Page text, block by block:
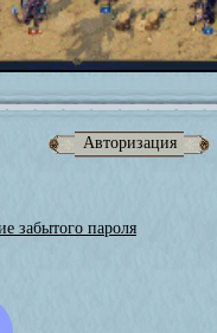
Авторизация
забытого пароля